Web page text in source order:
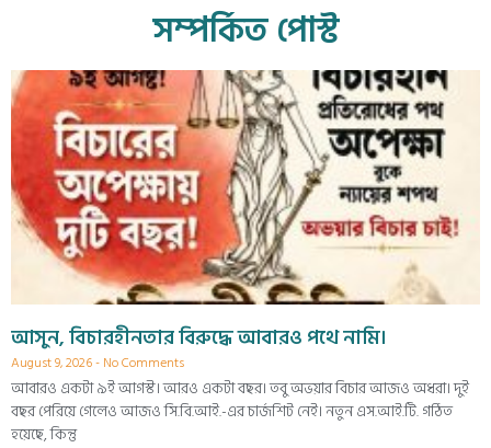
সম্পর্কিত পোস্ট
আসুন, বিচারহীনতার বিরুদ্ধে আবারও পথে নামি।
August 9, 2026 No Comments
আবারও একটা ৯ই আগস্ট। আরও একটা বছর। তবু অভয়ার বিচার আজও অধরা। দুই
বছর পেরিয়ে গেলেও আজও সি.বি.আই.-এর চার্জশিট নেই। নতুন এস.আই.টি. গঠিত
হয়েছে, কিন্তু